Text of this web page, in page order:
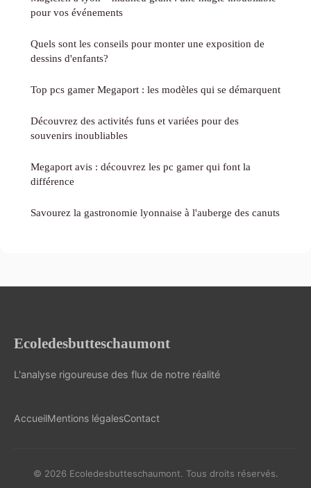
pour vos événements
Quels sont les conseils pour monter une exposition de
dessins d'enfants?
Top pcs gamer Megaport : les modèles qui se démarquent
Découvrez des activités funs et variées pour des
souvenirs inoubliables
Megaport avis : découvrez les pc gamer qui font la
différence
Savourez la gastronomie lyonnaise à l'auberge des canuts
Ecoledesbutteschaumont
L'analyse rigoureuse des flux de notre réalité
AccueilMentions légalesContact
© 2026 Ecoledesbutteschaumont. Tous droits réservés.